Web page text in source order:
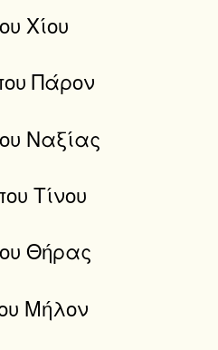
Χίου
Πάρον
Ναξίας
Τίνου
Θήρας
Μήλον